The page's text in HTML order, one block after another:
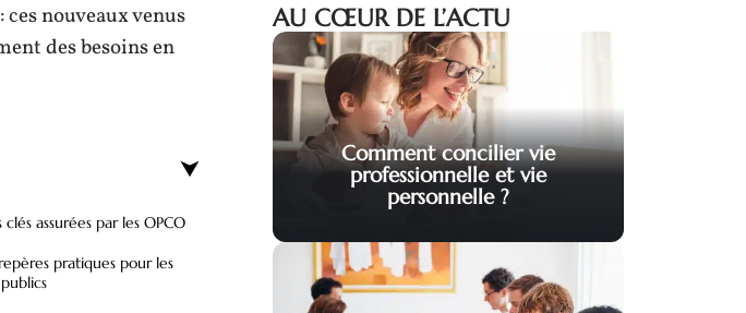
nouveaux venus
des besoins en
clés assurées par les OPCO
pratiques pour les
AU CŒUR DE L’ACTU
Comment concilier vie
professionnelle et vie
personnelle ?